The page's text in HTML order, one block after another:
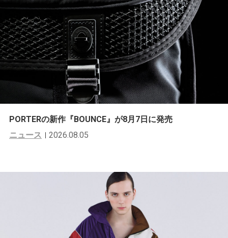
PORTERの新作『BOUNCE』が8月7日に発売
ニュース
2026.08.05